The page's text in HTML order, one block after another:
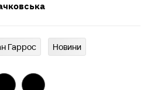
Гаррос Новини